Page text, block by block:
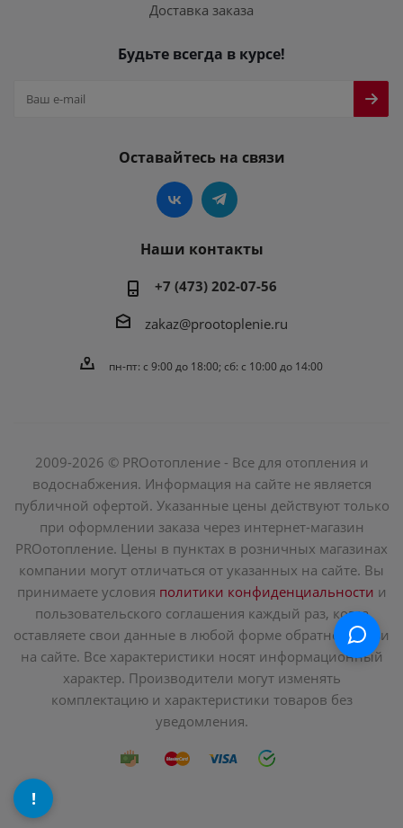
Доставка заказа
Будьте всегда в курсе!
Оставайтесь на связи
Наши контакты
+7 (473) 202-07-56
zakaz@prootoplenie.ru
пн-пт: c 9:00 до 18:00; сб: с 10:00 до 14:00
2009-2026 © PROотопление - Все для отопления и
водоснабжения. Информация на сайте не является
публичной офертой. Указанные цены действуют только
при оформлении заказа через интернет-магазин
PROотопление. Цены в пунктах в розничных магазинах
компании могут отличаться от указанных на сайте. Вы
принимаете условия политики конфиденциальности и
пользовательского соглашения каждый раз, когда
оставляете свои данные в любой форме обратной связи
на сайте. Все характеристики носят информационный
характер. Производители могут изменять
комплектацию и характеристики товаров без
уведомления.
!